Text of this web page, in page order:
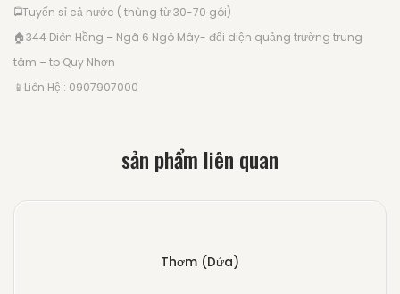
🚍Tuyển sỉ cả nước ( thùng từ 30-70 gói)
🏠344 Diên Hồng – Ngã 6 Ngô Mây- đối diện quảng trường trung
tâm – tp Quy Nhơn
📱 Liên Hệ : 0907907000
sản phẩm liên quan
Thơm (Dứa)